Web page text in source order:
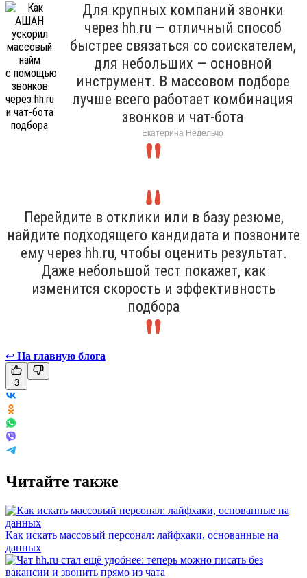
Для крупных компаний звонки
через hh.ru — отличный способ
быстрее связаться со соискателем,
для небольших — основной
инструмент. В массовом подборе
лучше всего работает комбинация
звонков и чат-бота
Екатерина Недельчо
Перейдите в отклики или в базу резюме,
найдите подходящего кандидата и позвоните
ему через hh.ru, чтобы оценить результат.
Даже небольшой тест покажет, как
изменится скорость и эффективность
подбора
↩ На главную блога
3
Читайте также
Как искать массовый персонал: лайфхаки, основанные на
данных